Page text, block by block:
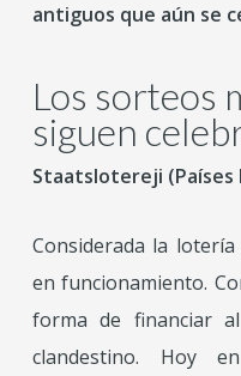
antiguos que aún se
Los sorteos
siguen
Staatslotereji (Países
Considerada la
en funcionamiento.
forma de financiar
clandestino. Hoy